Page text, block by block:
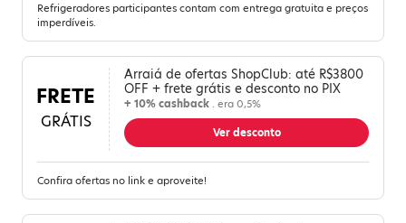
Refrigeradores participantes contam com entrega gratuita e preços
imperdíveis.
FRETE
GRÁTIS
Arraiá de ofertas ShopClub: até R$3800
OFF + frete grátis e desconto no PIX
+ 10% cashback . era 0,5%
Ver desconto
Confira ofertas no link e aproveite!